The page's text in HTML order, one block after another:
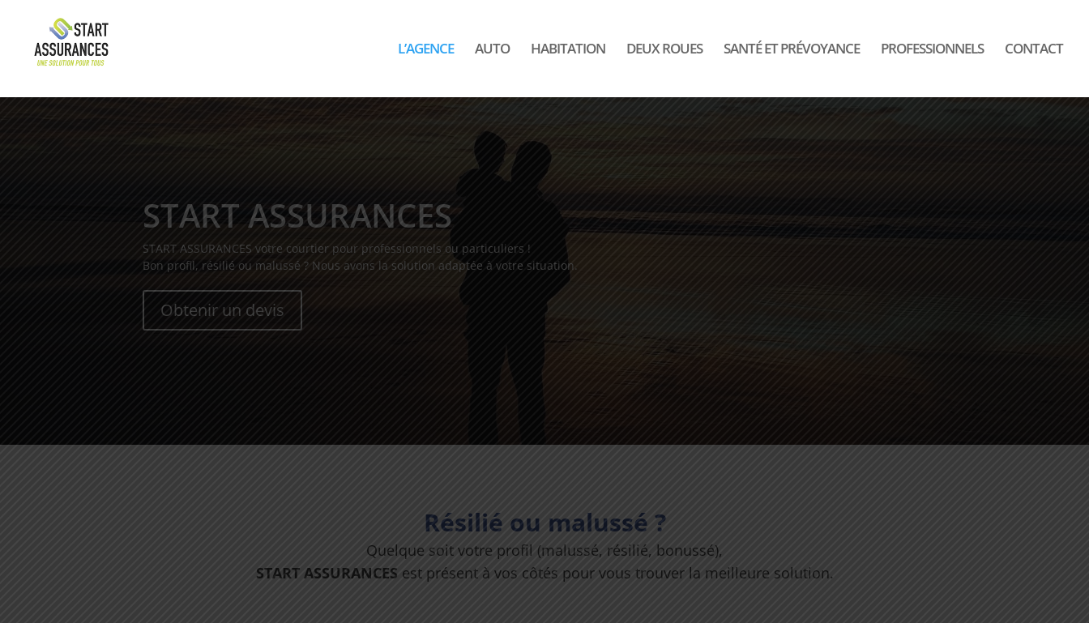
L’AGENCE AUTO HABITATION DEUX ROUES SANTÉ ET PRÉVOYANCE PROFESSIONNELS CONTACT
START ASSURANCES
START ASSURANCES votre courtier pour professionnels ou particuliers !
Bon profil, résilié ou malussé ? Nous avons la solution adaptée à votre situation.
Obtenir un devis
Résilié ou malussé ?
Quelque soit votre profil (malussé, résilié, bonussé),
START ASSURANCES est présent à vos côtés pour vous trouver la meilleure solution.